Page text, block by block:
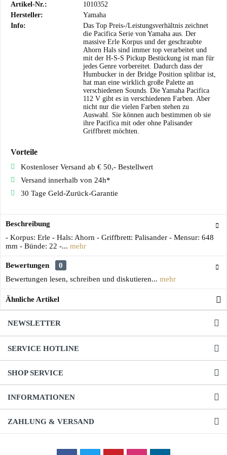
Artikel-Nr.:
1010352
Hersteller:
Yamaha
Info:
Das Top Preis-/Leistungsverhältnis zeichnet
die Pacifica Serie von Yamaha aus. Der
massive Erle Korpus und der geschraubte
Ahorn Hals sind immer top verarbeitet und
mit der H-S-S Pickup Bestückung ist man für
jedes Genre vorbereitet. Dadurch dass der
Humbucker in der Bridge Position splitbar ist,
hat man eine wirklich große Palette an
verschiedenen Sounds. Die Yamaha Pacifica
112 V gibt es in verschiedenen Farben. Aber
nicht nur die vielen Farben stehen zu
Auswahl. Sie können auch bestimmen ob sie
ihre Pacifica mit oder ohne Palisander
Griffbrett möchten.
Vorteile
Kostenloser Versand ab € 50,- Bestellwert
Versand innerhalb von 24h*
30 Tage Geld-Zurück-Garantie
Beschreibung
- Korpus: Erle - Hals: Ahorn - Griffbrett: Palisander - Mensur: 648
mm - Bünde: 22 -... mehr
Bewertungen
0
Bewertungen lesen, schreiben und diskutieren... mehr
Ähnliche Artikel
NEWSLETTER
SERVICE HOTLINE
SHOP SERVICE
INFORMATIONEN
ZAHLUNG & VERSAND